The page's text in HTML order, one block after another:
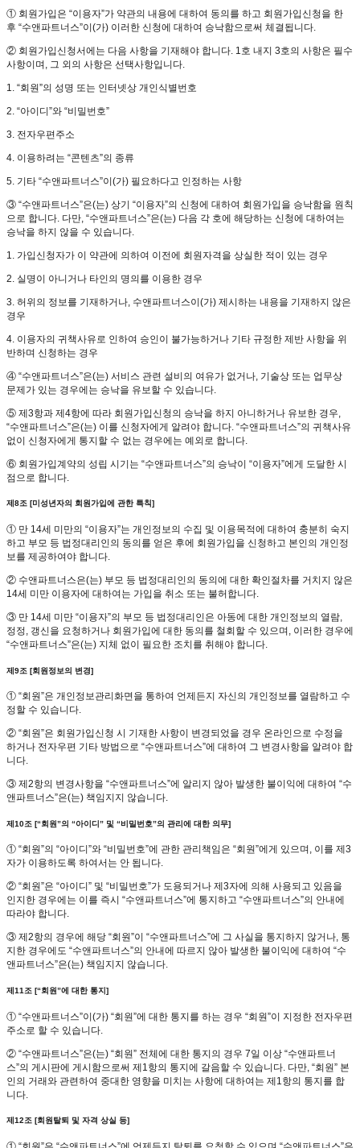
① 회원가입은 “이용자”가 약관의 내용에 대하여 동의를 하고 회원가입신청을 한
후 “수앤파트너스”이(가) 이러한 신청에 대하여 승낙함으로써 체결됩니다.
② 회원가입신청서에는 다음 사항을 기재해야 합니다. 1호 내지 3호의 사항은 필수
사항이며, 그 외의 사항은 선택사항입니다.
1. “회원”의 성명 또는 인터넷상 개인식별번호
2. “아이디”와 “비밀번호”
3. 전자우편주소
4. 이용하려는 “콘텐츠”의 종류
5. 기타 “수앤파트너스”이(가) 필요하다고 인정하는 사항
③ “수앤파트너스”은(는) 상기 “이용자”의 신청에 대하여 회원가입을 승낙함을 원칙
으로 합니다. 다만, “수앤파트너스”은(는) 다음 각 호에 해당하는 신청에 대하여는
승낙을 하지 않을 수 있습니다.
1. 가입신청자가 이 약관에 의하여 이전에 회원자격을 상실한 적이 있는 경우
2. 실명이 아니거나 타인의 명의를 이용한 경우
3. 허위의 정보를 기재하거나, 수앤파트너스이(가) 제시하는 내용을 기재하지 않은
경우
4. 이용자의 귀책사유로 인하여 승인이 불가능하거나 기타 규정한 제반 사항을 위
반하며 신청하는 경우
④ “수앤파트너스”은(는) 서비스 관련 설비의 여유가 없거나, 기술상 또는 업무상
문제가 있는 경우에는 승낙을 유보할 수 있습니다.
⑤ 제3항과 제4항에 따라 회원가입신청의 승낙을 하지 아니하거나 유보한 경우,
“수앤파트너스”은(는) 이를 신청자에게 알려야 합니다. “수앤파트너스”의 귀책사유
없이 신청자에게 통지할 수 없는 경우에는 예외로 합니다.
⑥ 회원가입계약의 성립 시기는 “수앤파트너스”의 승낙이 “이용자”에게 도달한 시
점으로 합니다.
제8조 [미성년자의 회원가입에 관한 특칙]
① 만 14세 미만의 “이용자”는 개인정보의 수집 및 이용목적에 대하여 충분히 숙지
하고 부모 등 법정대리인의 동의를 얻은 후에 회원가입을 신청하고 본인의 개인정
보를 제공하여야 합니다.
② 수앤파트너스은(는) 부모 등 법정대리인의 동의에 대한 확인절차를 거치지 않은
14세 미만 이용자에 대하여는 가입을 취소 또는 불허합니다.
③ 만 14세 미만 “이용자”의 부모 등 법정대리인은 아동에 대한 개인정보의 열람,
정정, 갱신을 요청하거나 회원가입에 대한 동의를 철회할 수 있으며, 이러한 경우에
“수앤파트너스”은(는) 지체 없이 필요한 조치를 취해야 합니다.
제9조 [회원정보의 변경]
① “회원”은 개인정보관리화면을 통하여 언제든지 자신의 개인정보를 열람하고 수
정할 수 있습니다.
② “회원”은 회원가입신청 시 기재한 사항이 변경되었을 경우 온라인으로 수정을
하거나 전자우편 기타 방법으로 “수앤파트너스”에 대하여 그 변경사항을 알려야 합
니다.
③ 제2항의 변경사항을 “수앤파트너스”에 알리지 않아 발생한 불이익에 대하여 “수
앤파트너스”은(는) 책임지지 않습니다.
제10조 [“회원”의 “아이디” 및 “비밀번호”의 관리에 대한 의무]
① “회원”의 “아이디”와 “비밀번호”에 관한 관리책임은 “회원”에게 있으며, 이를 제3
자가 이용하도록 하여서는 안 됩니다.
② “회원”은 “아이디” 및 “비밀번호”가 도용되거나 제3자에 의해 사용되고 있음을
인지한 경우에는 이를 즉시 “수앤파트너스”에 통지하고 “수앤파트너스”의 안내에
따라야 합니다.
③ 제2항의 경우에 해당 “회원”이 “수앤파트너스”에 그 사실을 통지하지 않거나, 통
지한 경우에도 “수앤파트너스”의 안내에 따르지 않아 발생한 불이익에 대하여 “수
앤파트너스”은(는) 책임지지 않습니다.
제11조 [“회원”에 대한 통지]
① “수앤파트너스”이(가) “회원”에 대한 통지를 하는 경우 “회원”이 지정한 전자우편
주소로 할 수 있습니다.
② “수앤파트너스”은(는) “회원” 전체에 대한 통지의 경우 7일 이상 “수앤파트너
스”의 게시판에 게시함으로써 제1항의 통지에 갈음할 수 있습니다. 다만, “회원” 본
인의 거래와 관련하여 중대한 영향을 미치는 사항에 대하여는 제1항의 통지를 합
니다.
제12조 [회원탈퇴 및 자격 상실 등]